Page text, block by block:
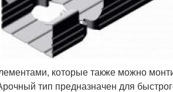
которые также можно
тип предназначен для